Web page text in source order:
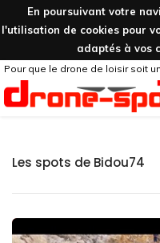
En poursuivant votre
l'utilisation de cookies pour
adaptés à vos
Pour que le drone de loisir soit
Les spots de Bidou74